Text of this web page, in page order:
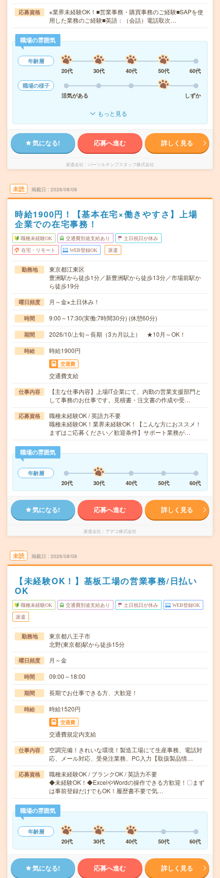
応募資格
※業界未経験OK！■営業事務・購買事務のご経験■SAPを使
用した業務のご経験■英語：（会話）電話取次…
職場の雰囲気
年齢層
20代
30代 40代 50代
60代
職場の様子
活気がある
しずか
もっと見る
気になる! 応募へ進む 詳しく見る
派遣会社 パーソルテンプスタッフ株式会社
未読 掲載日 2026/08/08
時給1900円！【基本在宅×働きやすさ】上場
企業での在宅事務！
職種未経験OK 交通費別途支給あり 土日祝日が休み
在宅・リモート WEB登録OK 派遣
勤務地
東京都江東区
豊洲駅から徒歩1分／新豊洲駅から徒歩13分／市場前駅か
ら徒歩19分
曜日頻度 月～金※土日休み！
時間 9:00～17:30(実働:7時間30分) (休憩60分)
期間 2026/10/上旬～長期（3カ月以上） ★10月～OK！
時給 時給1900円
交通費
交通費支給
仕事内容
【主な仕事内容】上場IT企業にて、内勤の営業支援部門と
して事務のお仕事です。見積書・注文書の作成や受…
応募資格
職種未経験OK / 英語力不要
職種未経験OK！業界未経験OK！【こんな方におススメ！
まずはご応募ください／歓迎条件】サポート業務が…
職場の雰囲気
年齢層
20代
30代 40代 50代 60代
気になる! 応募へ進む 詳しく見る
派遣会社 アデコ株式会社
未読 掲載日 2026/08/08
【未経験OK！】基板工場の営業事務/日払い
OK
職種未経験OK 交通費別途支給あり 土日祝日が休み WEB登録OK
派遣
勤務地
東京都八王子市
北野(東京都)駅から徒歩15分
曜日頻度 月～金
時間 09:00～18:00
期間 長期でお仕事できる方、大歓迎！
時給 時給1520円
交通費
交通費規定内支給
仕事内容
空調完備！きれいな環境！製造工場にて生産事務、電話対
応、メール対応、受発注業務、PC入力【取扱製品情…
応募資格
職種未経験OK / ブランクOK / 英語力不要
◆未経験OK！◆ExcelやWordの操作できる方歓迎！〇まず
は事前登録だけでもOK！履歴書不要で気…
職場の雰囲気
年齢層
20代
30代 40代 50代 60代
気になる! 応募へ進む 詳しく見る